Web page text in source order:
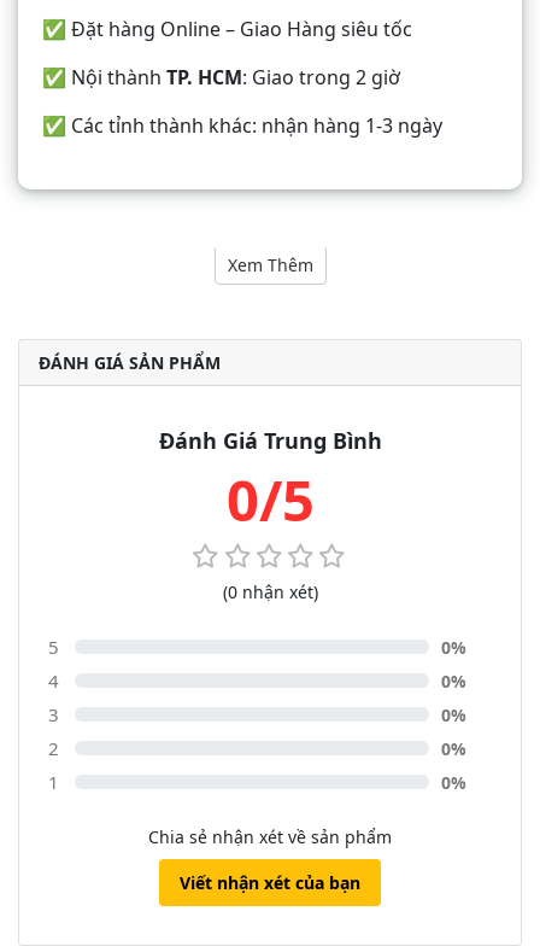
✅ Đặt hàng Online – Giao Hàng siêu tốc
✅ Nội thành TP. HCM: Giao trong 2 giờ
✅ Các tỉnh thành khác: nhận hàng 1-3 ngày
Nội dung
Xem Thêm
ĐÁNH GIÁ SẢN PHẨM
Đánh Giá Trung Bình
0/5
(0 nhận xét)
5 0%
4 0%
3 0%
2 0%
1 0%
Chia sẻ nhận xét về sản phẩm
Viết nhận xét của bạn